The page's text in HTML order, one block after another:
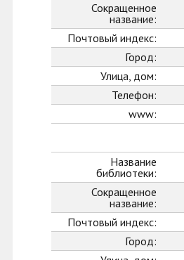
Сокращенное
название:
Почтовый индекс:
Город:
Улица, дом:
Телефон:
www:
Название
библиотеки:
Сокращенное
название:
Почтовый индекс:
Город: